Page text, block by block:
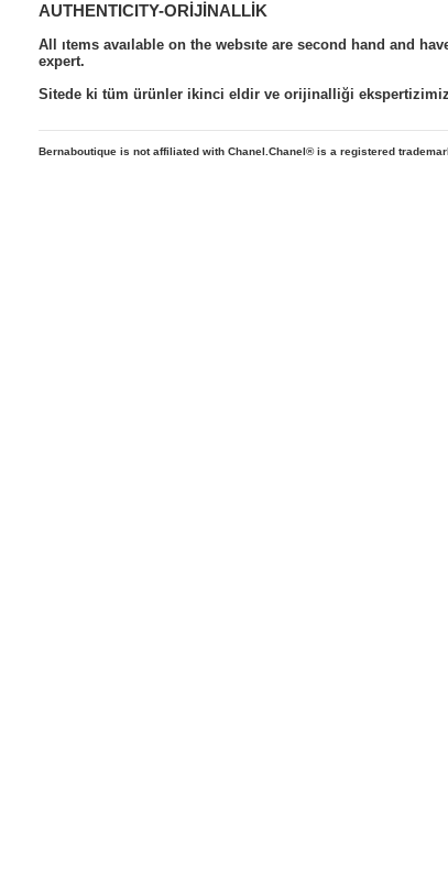
AUTHENTICITY-ORİJİNALLİK
All ıtems avaılable on the websıte are second hand and
expert.
Sitede ki tüm ürünler ikinci eldir ve orijinalliği ekspertizimiz
Bernaboutique is not affiliated with Chanel.Chanel® is a registered